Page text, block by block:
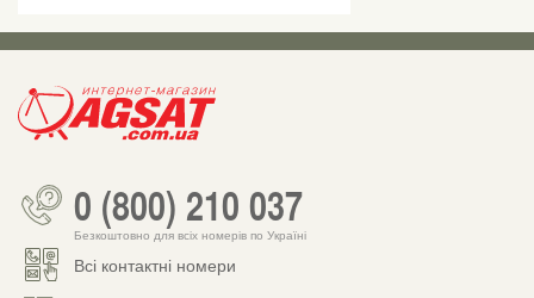
0 (800) 210 037
Безкоштовно для всіх номерів по Україні
Всі контактні номери